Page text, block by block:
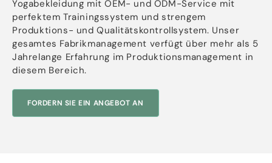
Yogabekleidung mit OEM- und ODM-Service mit
perfektem Trainingssystem und strengem
Produktions- und Qualitätskontrollsystem. Unser
gesamtes Fabrikmanagement verfügt über mehr als 5
Jahrelange Erfahrung im Produktionsmanagement in
diesem Bereich.
FORDERN SIE EIN ANGEBOT AN